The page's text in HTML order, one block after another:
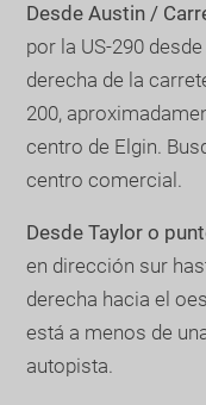
Desde Austin /
por la US-290
derecha de la
200,
centro de Elgin.
centro comercial.
Desde Taylor o
en dirección sur
derecha hacia el
está a menos de
autopista.